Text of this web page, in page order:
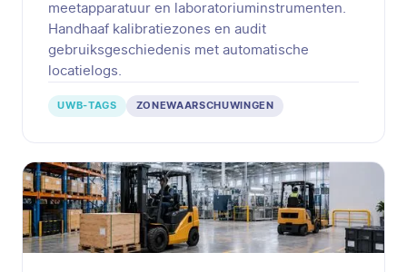
meetapparatuur en laboratoriuminstrumenten.
Handhaaf kalibratiezones en audit
gebruiksgeschiedenis met automatische
locatielogs.
UWB-TAGS ZONEWAARSCHUWINGEN